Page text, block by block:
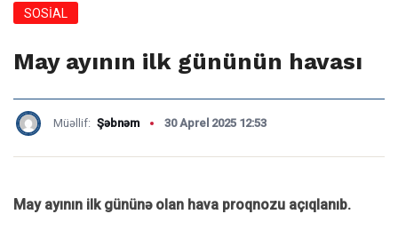
SOSİAL
May ayının ilk gününün havası
Müəllif: Şəbnəm 30 Aprel 2025 12:53
May ayının ilk gününə olan hava proqnozu açıqlanıb.